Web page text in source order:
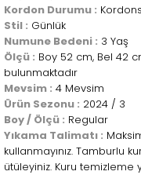
Kordon Durumu :
Stil : Günlük
Numune Bedeni : 3 Yaş
Ölçü : Boy 52 cm, Bel 42
bulunmaktadır
Mevsim : 4 Mevsim
Ürün Sezonu : 2024 / 3
Boy / Ölçü : Regular
Yıkama Talimatı :
kullanmayınız. Tamburlu
ütüleyiniz. Kuru temizleme